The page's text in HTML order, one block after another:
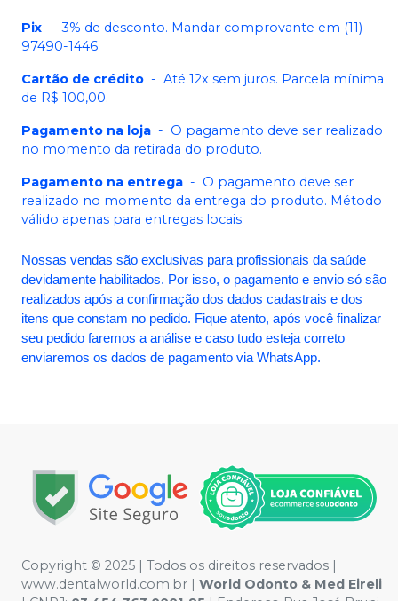
Pix - 3% de desconto. Mandar comprovante em (11)
97490-1446
Cartão de crédito - Até 12x sem juros. Parcela mínima
de R$ 100,00.
Pagamento na loja - O pagamento deve ser realizado
no momento da retirada do produto.
Pagamento na entrega - O pagamento deve ser
realizado no momento da entrega do produto. Método
válido apenas para entregas locais.
Nossas vendas são exclusivas para profissionais da saúde
devidamente habilitados. Por isso, o pagamento e envio só são
realizados após a confirmação dos dados cadastrais e dos
itens que constam no pedido. Fique atento, após você finalizar
seu pedido faremos a análise e caso tudo esteja correto
enviaremos os dados de pagamento via WhatsApp.
Copyright © 2025 | Todos os direitos reservados |
www.dentalworld.com.br | World Odonto & Med Eireli